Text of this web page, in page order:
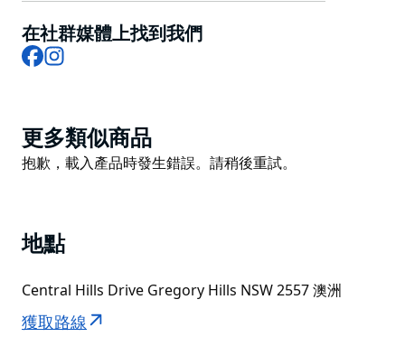
在社群媒體上找到我們
Facebook
Product
List
更多類似商品
Product
抱歉，載入產品時發生錯誤。請稍後重試。
地點
Central Hills Drive Gregory Hills NSW 2557 澳洲
獲取路線